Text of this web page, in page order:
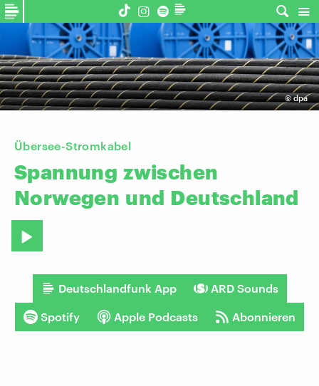
©dpa
Übersee-Stromkabel
Spannung zwischen
Norwegen und Deutschland
Deutschlandfunk App ARD Sounds
Spotify Apple Podcasts Abonnieren